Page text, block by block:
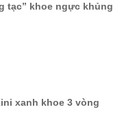
tạc” khoe ngực khủng
xanh khoe 3 vòng